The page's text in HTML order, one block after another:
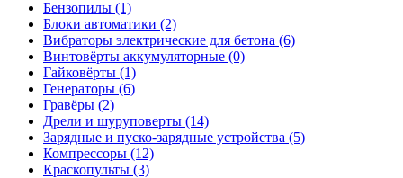
Бензопилы (1)
Блоки автоматики (2)
Вибраторы электрические для бетона (6)
Винтовёрты аккумуляторные (0)
Гайковёрты (1)
Генераторы (6)
Гравёры (2)
Дрели и шуруповерты (14)
Зарядные и пуско-зарядные устройства (5)
Компрессоры (12)
Краскопульты (3)